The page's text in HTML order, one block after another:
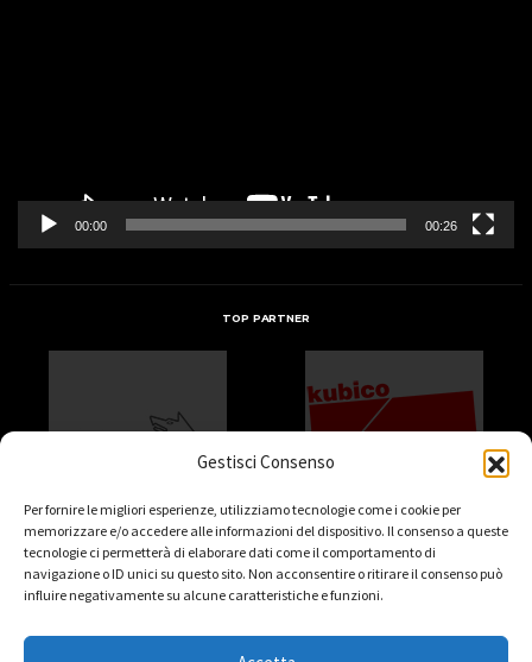
Gestisci Consenso
Per fornire le migliori esperienze, utilizziamo tecnologie come i cookie per
memorizzare e/o accedere alle informazioni del dispositivo. Il consenso a queste
tecnologie ci permetterà di elaborare dati come il comportamento di
navigazione o ID unici su questo sito. Non acconsentire o ritirare il consenso può
influire negativamente su alcune caratteristiche e funzioni.
00:00 00:26
TOP PARTNER